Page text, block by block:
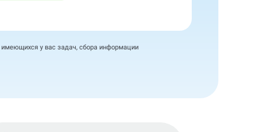
имеющихся у вас задач, сбора информации